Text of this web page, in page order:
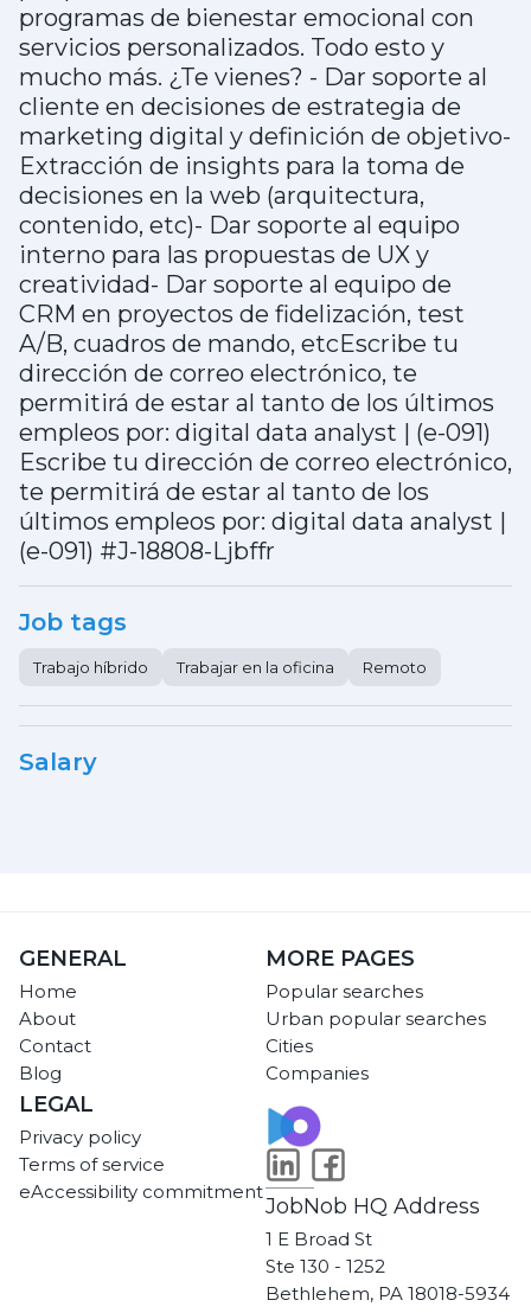
programas de bienestar emocional con
servicios personalizados. Todo esto y
mucho más. ¿Te vienes? - Dar soporte al
cliente en decisiones de estrategia de
marketing digital y definición de objetivo-
Extracción de insights para la toma de
decisiones en la web (arquitectura,
contenido, etc)- Dar soporte al equipo
interno para las propuestas de UX y
creatividad- Dar soporte al equipo de
CRM en proyectos de fidelización, test
A/B, cuadros de mando, etcEscribe tu
dirección de correo electrónico, te
permitirá de estar al tanto de los últimos
empleos por: digital data analyst | (e-091)
Escribe tu dirección de correo electrónico,
te permitirá de estar al tanto de los
últimos empleos por: digital data analyst |
(e-091) #J-18808-Ljbffr
Job tags
Trabajo híbrido Trabajar en la oficina Remoto
Salary
GENERAL
Home
About
Contact
Blog
MORE PAGES
Popular searches
Urban popular searches
Cities
Companies
LEGAL
Privacy policy
Terms of service
eAccessibility commitment
JobNob HQ Address
1 E Broad St
Ste 130 - 1252
Bethlehem, PA 18018-5934